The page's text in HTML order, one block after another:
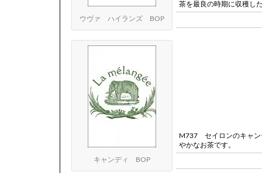
ウヴァ ハイランズ BOP
茶を最良の時期に収穫し
キャンディ BOP
M737 セイロンのキャン
やかなお茶です。